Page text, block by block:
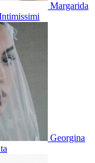
Margarida
Georgina